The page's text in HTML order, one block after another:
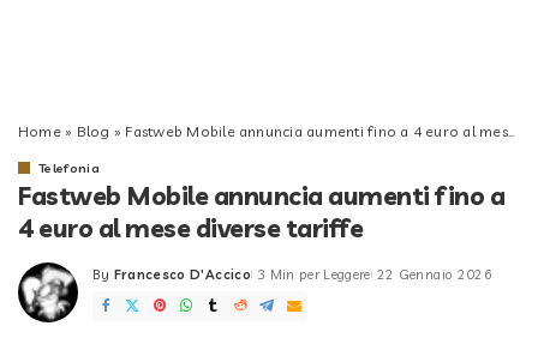
Home» Blog » Fastweb Mobile annuncia aumenti fino a 4 euro al mese diverse tariffe
Telefonia
Fastweb Mobile annuncia aumenti fino a
4 euro al mese diverse tariffe
Posted
by
By Francesco D'Accico 3 Min per Leggere 22 Gennaio 2026